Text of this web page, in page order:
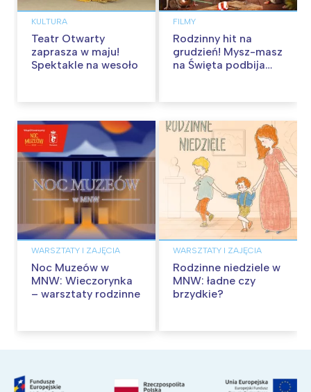
KULTURA
Teatr Otwarty
zaprasza w maju!
Spektakle na wesoło
FILMY
Rodzinny hit na
grudzień! Mysz-masz
na Święta podbija
WARSZTATY I ZAJĘCIA
Noc Muzeów w
MNW: Wieczorynka
– warsztaty rodzinne
WARSZTATY I ZAJĘCIA
Rodzinne niedziele w
MNW: ładne czy
brzydkie?